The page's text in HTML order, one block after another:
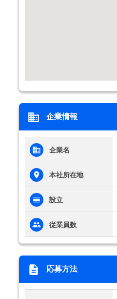
企業情報
企業名
本社所在地
設立
従業員数
応募方法